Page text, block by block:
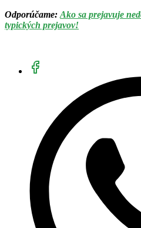
Odporúčame: Ako sa prejavuje
typických prejavov!